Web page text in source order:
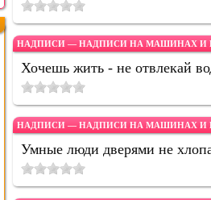
НАДПИСИ — НАДПИСИ НА МАШИНАХ И
Хочешь жить - не отвлекай
НАДПИСИ — НАДПИСИ НА МАШИНАХ И
Умные люди дверями не